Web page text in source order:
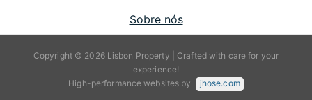
Sobre nós
Copyright © 2026 Lisbon Property | Crafted with care for your
experience!
High-performance websites by
jhose.com